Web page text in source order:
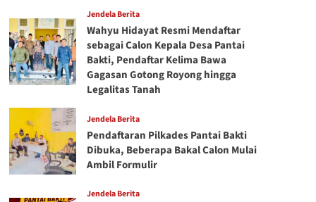
Jendela Berita
Wahyu Hidayat Resmi Mendaftar
sebagai Calon Kepala Desa Pantai
Bakti, Pendaftar Kelima Bawa
Gagasan Gotong Royong hingga
Legalitas Tanah
Jendela Berita
Pendaftaran Pilkades Pantai Bakti
Dibuka, Beberapa Bakal Calon Mulai
Ambil Formulir
Jendela Berita